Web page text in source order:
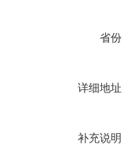
省份
详细地址
补充说明